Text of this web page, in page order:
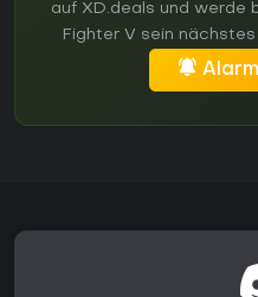
auf XD.deals und werde
Fighter V sein